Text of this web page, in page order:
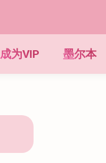
成为VIP 墨尔本